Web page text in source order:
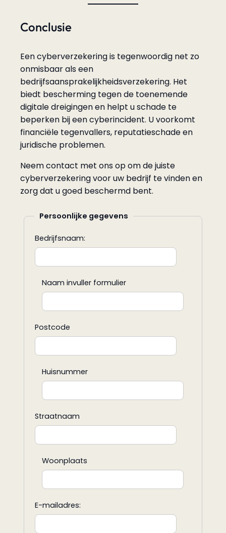
Conclusie
Een cyberverzekering is tegenwoordig net zo
onmisbaar als een
bedrijfsaansprakelijkheidsverzekering. Het
biedt bescherming tegen de toenemende
digitale dreigingen en helpt u schade te
beperken bij een cyberincident. U voorkomt
financiële tegenvallers, reputatieschade en
juridische problemen.
Neem contact met ons op om de juiste
cyberverzekering voor uw bedrijf te vinden en
zorg dat u goed beschermd bent.
Persoonlijke gegevens
Bedrijfsnaam:
Naam invuller formulier
Postcode
Huisnummer
Straatnaam
Woonplaats
E-mailadres: